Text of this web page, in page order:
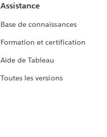
Assistance
Base de connaissances
Formation et certification
Aide de Tableau
Toutes les versions